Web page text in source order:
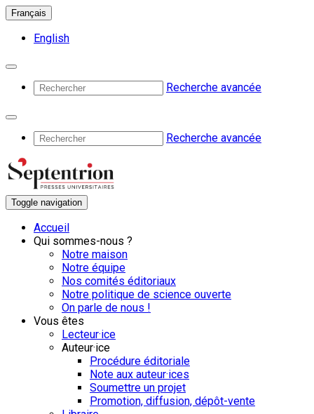
Français
English
Recherche avancée
Recherche avancée
Toggle navigation
Accueil
Qui sommes-nous ?
Notre maison
Notre équipe
Nos comités éditoriaux
Notre politique de science ouverte
On parle de nous !
Vous êtes
Lecteur·ice
Auteur·ice
Procédure éditoriale
Note aux auteur·ices
Soumettre un projet
Promotion, diffusion, dépôt-vente